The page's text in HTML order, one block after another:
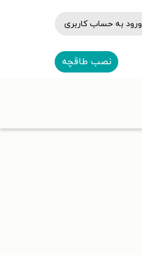
ورود به حساب کاربری
نصب طاقچه